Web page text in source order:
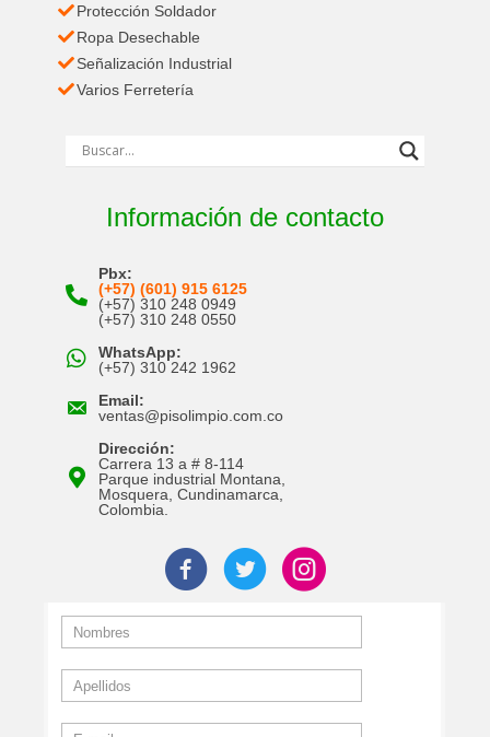
Protección Soldador
Ropa Desechable
Señalización Industrial
Varios Ferretería
Información de contacto
Pbx:
(+57) (601) 915 6125
(+57) 310 248 0949
(+57) 310 248 0550
WhatsApp:
(+57) 310 242 1962
Email:
ventas@pisolimpio.com.co
Dirección:
Carrera 13 a # 8-114
Parque industrial Montana,
Mosquera, Cundinamarca,
Colombia.